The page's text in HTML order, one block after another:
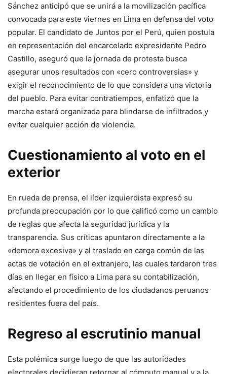
Sánchez anticipó que se unirá a la movilización pacífica
convocada para este viernes en Lima en defensa del voto
popular. El candidato de Juntos por el Perú, quien postula
en representación del encarcelado expresidente Pedro
Castillo, aseguró que la jornada de protesta busca
asegurar unos resultados con «cero controversias» y
exigir el reconocimiento de lo que considera una victoria
del pueblo. Para evitar contratiempos, enfatizó que la
marcha estará organizada para blindarse de infiltrados y
evitar cualquier acción de violencia.
Cuestionamiento al voto en el
exterior
En rueda de prensa, el líder izquierdista expresó su
profunda preocupación por lo que calificó como un cambio
de reglas que afecta la seguridad jurídica y la
transparencia. Sus críticas apuntaron directamente a la
«demora excesiva» y al traslado en carga común de las
actas de votación en el extranjero, las cuales tardaron tres
días en llegar en físico a Lima para su contabilización,
afectando el procedimiento de los ciudadanos peruanos
residentes fuera del país.
Regreso al escrutinio manual
Esta polémica surge luego de que las autoridades